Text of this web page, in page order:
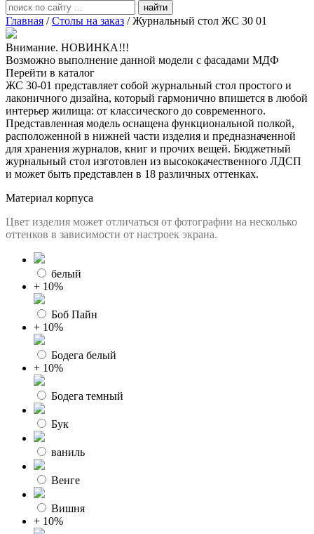
найти
Главная /Столы на заказ /Журнальный стол ЖС 30 01
Внимание. НОВИНКА!!!
Возможно выполнение данной модели с фасадами МДФ
Перейти в каталог
ЖС 30-01 представляет собой журнальный стол простого и
лаконичного дизайна, который гармонично впишется в любой
интерьер жилища: от классического до современного.
Представленная модель оснащена функциональной полкой,
расположенной в нижней части изделия и предназначенной
для хранения журналов, книг и прочих вещей. Бюджетный
журнальный стол изготовлен из высококачественного ЛДСП
и может быть представлен в 18 различных оттенках.
Материал корпуса
Цвет изделия может отличаться от фотографии на несколько
оттенков в зависимости от настроек экрана.
белый
+ 10%
Боб Пайн
+ 10%
Бодега белый
+ 10%
Бодега темный
Бук
ваниль
Венге
Вишня
+ 10%